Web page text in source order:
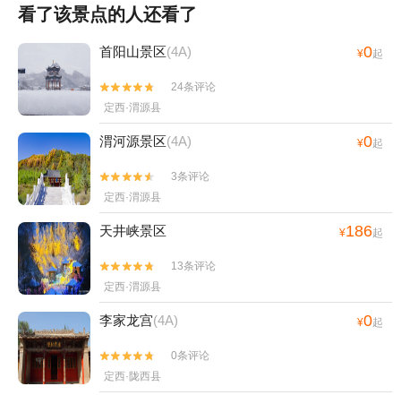
看了该景点的人还看了
首阳山景区(4A) ¥0起


24条评论
定西·渭源县
渭河源景区(4A) ¥0起


3条评论
定西·渭源县
天井峡景区 ¥186起


13条评论
定西·渭源县
李家龙宫(4A) ¥0起


0条评论
定西·陇西县